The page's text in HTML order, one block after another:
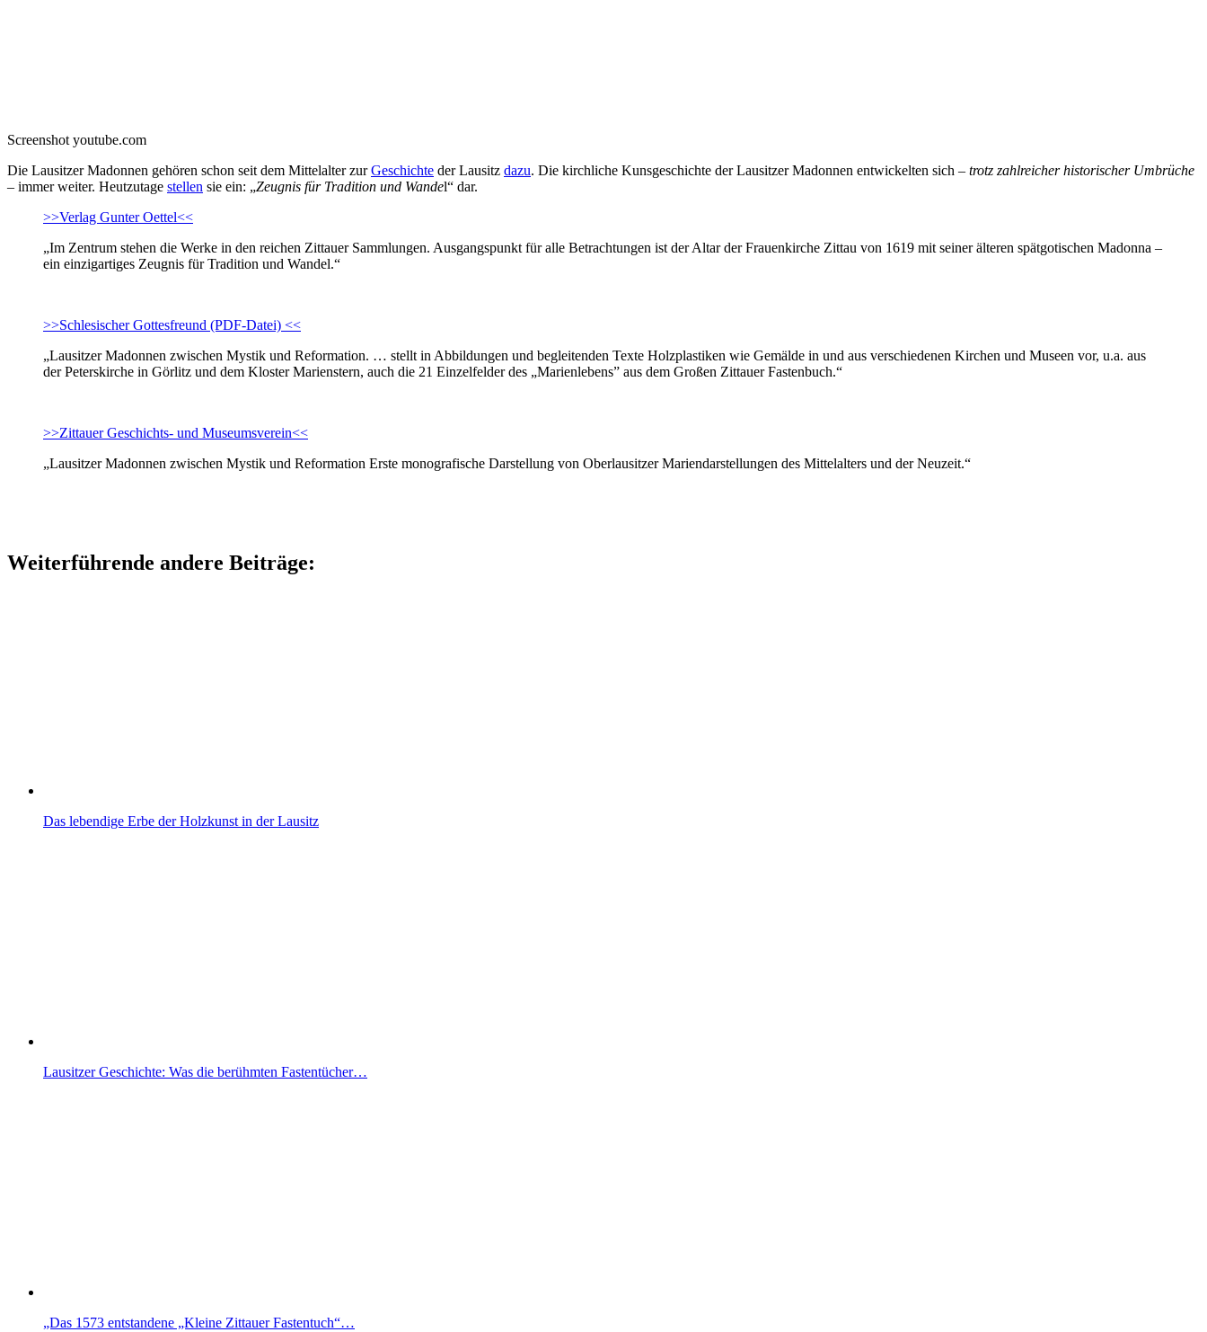
Screenshot youtube.com
Die Lausitzer Madonnen gehören schon seit dem Mittelalter zurGeschichte der Lausitz dazu. Die kirchliche Kunsgeschichte der Lausitzer Madonnen entwickelten sich – trotz zahlreicher historischer Umbrüche
– immer weiter. Heutzutage stellen sie ein: „Zeugnis für Tradition und Wandel“ dar.
>>Verlag Gunter Oettel<<
„Im Zentrum stehen die Werke in den reichen Zittauer Sammlungen. Ausgangspunkt für alle Betrachtungen ist der Altar der Frauenkirche Zittau von 1619 mit seiner älteren spätgotischen Madonna –
ein einzigartiges Zeugnis für Tradition und Wandel.“
>>Schlesischer Gottesfreund (PDF-Datei) <<
„Lausitzer Madonnen zwischen Mystik und Reformation. … stellt in Abbildungen und begleitenden Texte Holzplastiken wie Gemälde in und aus verschiedenen Kirchen und Museen vor, u.a. aus
der Peterskirche in Görlitz und dem Kloster Marienstern, auch die 21 Einzelfelder des „Marienlebens” aus dem Großen Zittauer Fastenbuch.“
>>Zittauer Geschichts- und Museumsverein<<
„Lausitzer Madonnen zwischen Mystik und Reformation Erste monografische Darstellung von Oberlausitzer Mariendarstellungen des Mittelalters und der Neuzeit.“
Weiterführende andere Beiträge:
Das lebendige Erbe der Holzkunst in der Lausitz
Lausitzer Geschichte: Was die berühmten Fastentücher…
„Das 1573 entstandene „Kleine Zittauer Fastentuch“…